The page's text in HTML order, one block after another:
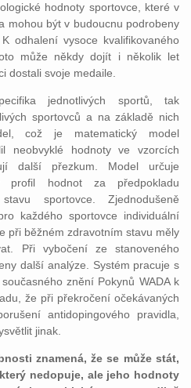
hodnoty sportovce, které v
mohou být v budoucnu podrobeny
odhalení vysoce kvalifikovaného
může někdy dojít i několik let
dostali svoje medaile.
jednotlivých sportů, tak
sportovců a na základě nich
což je matematický model
neobvyklé hodnoty ve vzorcích
další přezkum. Model určuje
profil hodnot za předpokladu
sportovce. Zjednodušeně
každého sportovce individuální
při běžném zdravotním stavu měly
Při vybočení ze stanoveného
další analýze. Systém pracuje s
znění Pokynů WADA k
že při překročení očekávaných
antidopingového pravidla,
jinak.
znamená, že se může stát,
nedopuje, ale jeho hodnoty